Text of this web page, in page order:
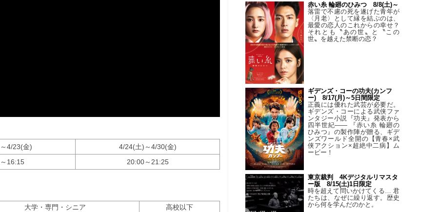
4/23(金)
4/24(土)～4/30(金)
16:15 20:00～21:25
大学・専門・シニア 高校以下
赤い糸 輪廻のひみつ 8/8(土)～
落雷で不慮の死を遂げた青年が
〈月老〉として縁を結ぶのは、
最愛の恋人のこれからの幸せ？
それとも〝あの世〟と〝この
世〟を越えた禁断の恋？
ギデンズ・コーの功夫(カンフ
ー) 8/17(月)～5日間限定
正義には優れた武芸が必要だ。
ギデンズ・コーによる武侠ファ
ンタジー小説『功夫』発表から
四半世紀―― 『赤い糸 輪廻の
ひみつ』の製作陣が贈る、ギデ
ンズワールド全開の【青春×武
侠アクション×超絶中二病】ム
ービー！
東京裁判 4Kデジタルリマスタ
ー版 8/15(土)1日限定
時を超えて問いかけてくる… 君
たちは、なぜに繰り返す。歴史
から何を学んだのかと。